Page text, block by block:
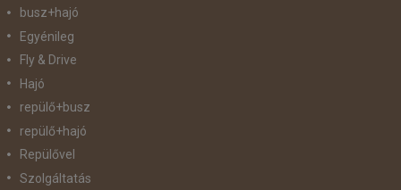
busz+hajó
Egyénileg
Fly & Drive
Hajó
repülő+busz
repülő+hajó
Repülővel
Szolgáltatás